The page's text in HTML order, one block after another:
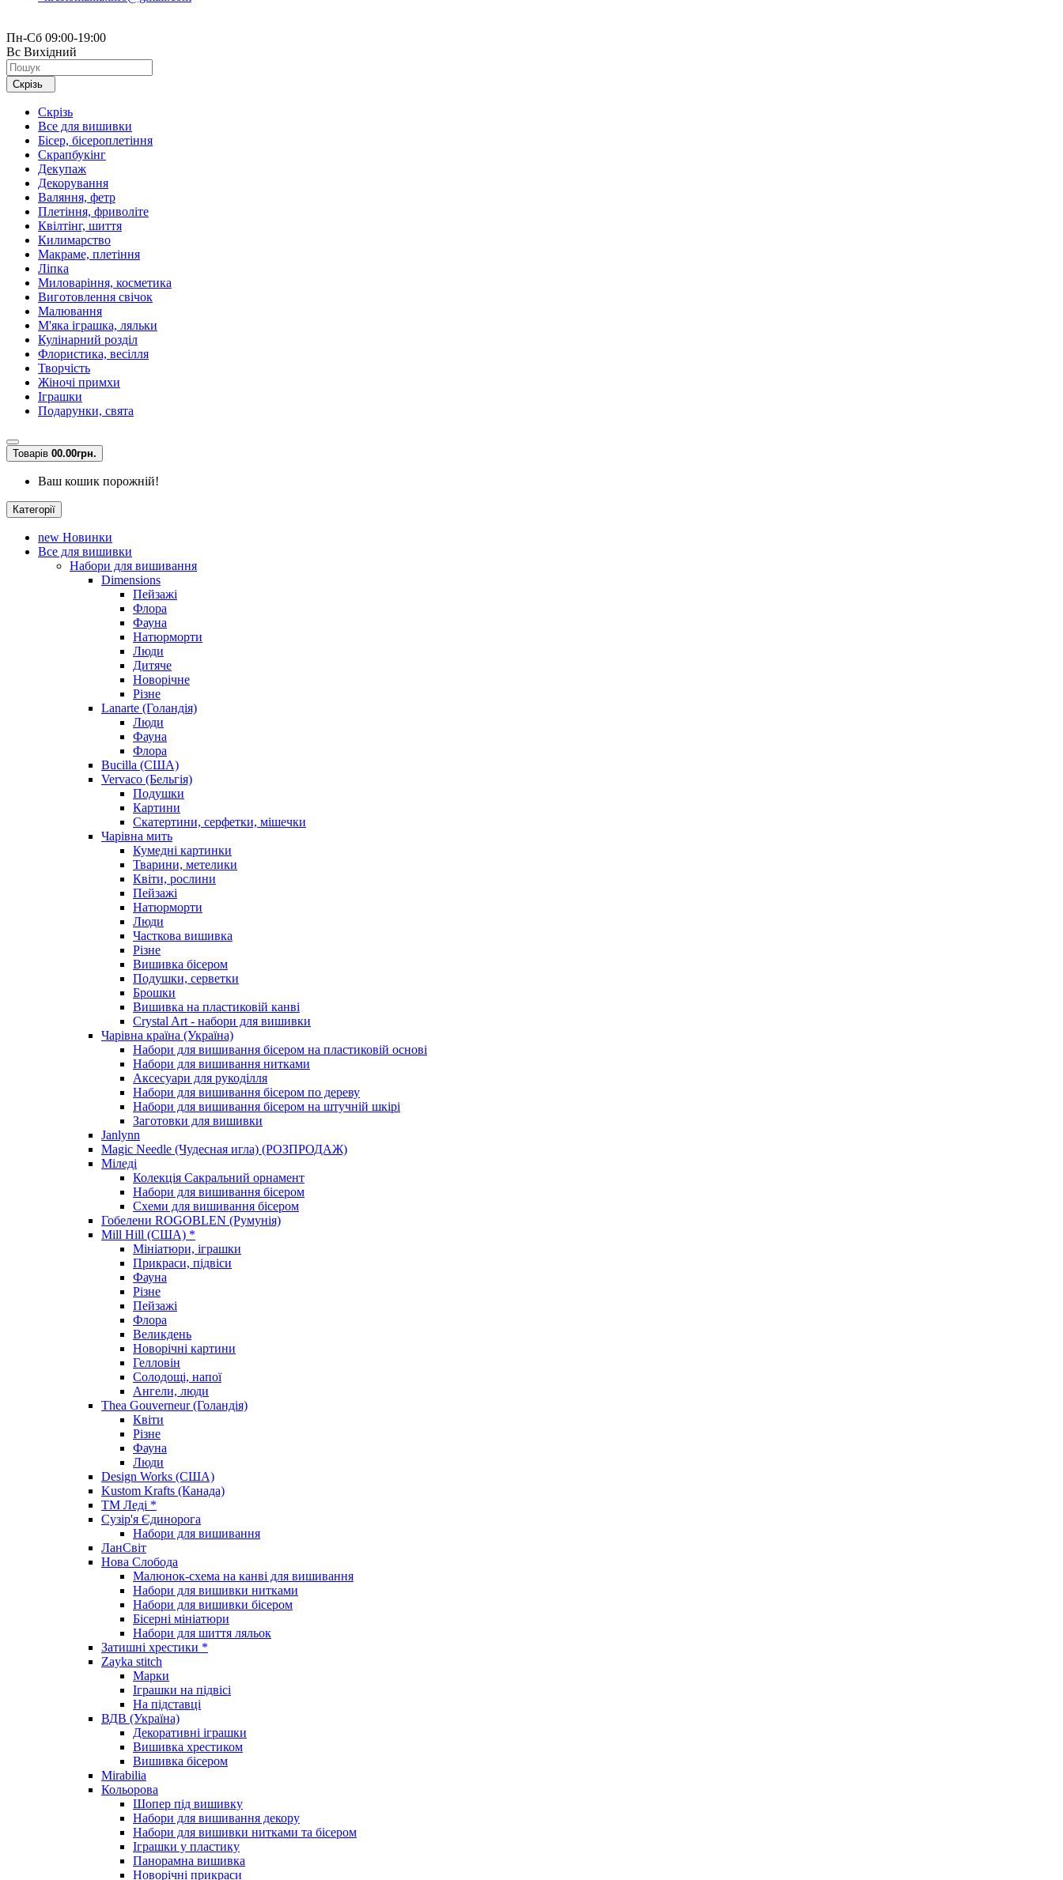
Пн-Сб 09:00-19:00
Вс Вихідний
Скрізь
Скрізь
Все для вишивки
Бісер, бісероплетіння
Скрапбукінг
Декупаж
Декорування
Валяння, фетр
Плетіння, фриволіте
Квілтінг, шиття
Килимарство
Макраме, плетіння
Ліпка
Миловаріння, косметика
Виготовлення свічок
Малювання
М'яка іграшка, ляльки
Кулінарний розділ
Флористика, весілля
Творчість
Жіночі примхи
Іграшки
Подарунки, свята
Товарів 00.00грн.
Ваш кошик порожній!
Категорії
new Новинки
Все для вишивки
Набори для вишивання
Dimensions
Пейзажі
Флора
Фауна
Натюрморти
Люди
Дитяче
Новорічне
Різне
Lanarte (Голандія)
Люди
Фауна
Флора
Bucilla (США)
Vervaco (Бельгія)
Подушки
Картини
Скатертини, серфетки, мішечки
Чарiвна мить
Кумедні картинки
Тварини, метелики
Квіти, рослини
Пейзажі
Натюрморти
Люди
Часткова вишивка
Різне
Вишивка бісером
Подушки, серветки
Брошки
Вишивка на пластиковій канві
Crystal Art - набори для вишивки
Чарівна країна (Україна)
Набори для вишивання бісером на пластиковій основі
Набори для вишивання нитками
Аксесуари для рукоділля
Набори для вишивання бісером по дереву
Набори для вишивання бісером на штучній шкірі
Заготовки для вишивки
Janlynn
Magic Needle (Чудесная игла) (РОЗПРОДАЖ)
Міледі
Колекція Сакральний орнамент
Набори для вишивання бісером
Схеми для вишивання бісером
Гобелени ROGOBLEN (Румунія)
Mill Hill (США) *
Мініатюри, іграшки
Прикраси, підвіси
Фауна
Різне
Пейзажі
Флора
Великдень
Новорічні картини
Гелловін
Солодощі, напої
Ангели, люди
Thea Gouverneur (Голандія)
Квіти
Різне
Фауна
Люди
Design Works (США)
Kustom Krafts (Канада)
ТМ Леді *
Сузір'я Єдинорога
Набори для вишивання
ЛанСвіт
Нова Слобода
Малюнок-схема на канві для вишивання
Набори для вишивки нитками
Набори для вишивки бісером
Бісерні мініатюри
Набори для шиття ляльок
Затишні хрестики *
Zayka stitch
Марки
Іграшки на підвісі
На підставці
ВДВ (Україна)
Декоративні іграшки
Вишивка хрестиком
Вишивка бісером
Mirabilia
Кольорова
Шопер під вишивку
Набори для вишивання декору
Набори для вишивки нитками та бісером
Іграшки у пластику
Панорамна вишивка
Новорічні прикраси